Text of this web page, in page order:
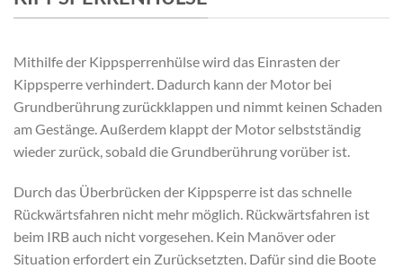
Mithilfe der Kippsperrenhülse wird das Einrasten der
Kippsperre verhindert. Dadurch kann der Motor bei
Grundberührung zurückklappen und nimmt keinen Schaden
am Gestänge. Außerdem klappt der Motor selbstständig
wieder zurück, sobald die Grundberührung vorüber ist.
Durch das Überbrücken der Kippsperre ist das schnelle
Rückwärtsfahren nicht mehr möglich. Rückwärtsfahren ist
beim IRB auch nicht vorgesehen. Kein Manöver oder
Situation erfordert ein Zurücksetzten. Dafür sind die Boote